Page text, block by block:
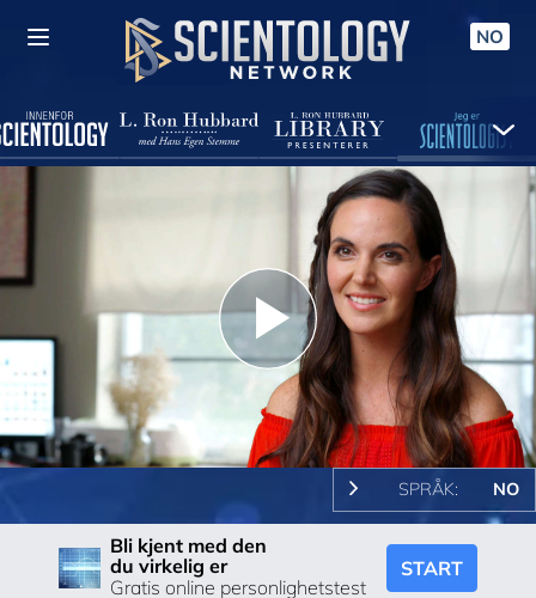
NO
Play
Video
SPRÅK: NO
Bli kjent med den
du virkelig er
Gratis online personlighetstest
START